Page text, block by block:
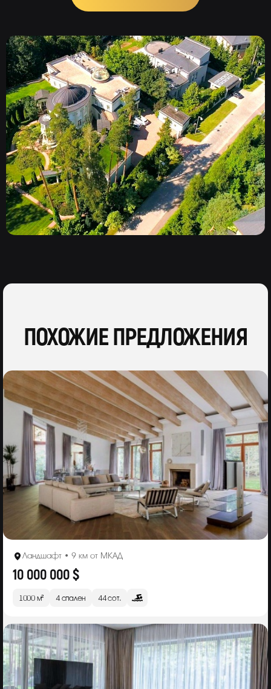
ПОХОЖИЕ ПРЕДЛОЖЕНИЯ
Ландшафт • 9 км от МКАД
10 000 000 $
1000 м² 4 спален 44 сот.